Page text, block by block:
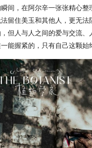
间，在阿尔辛一张张精心
留住美玉和其他人，更无法
但人与人之间的爱与交流
能握紧的，只有自己这颗始